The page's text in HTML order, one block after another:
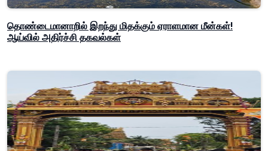
தொண்டைமானாறில் இறந்து மிதக்கும் ஏராளமான மீன்கள்!
ஆய்வில் அதிர்ச்சி தகவல்கள்